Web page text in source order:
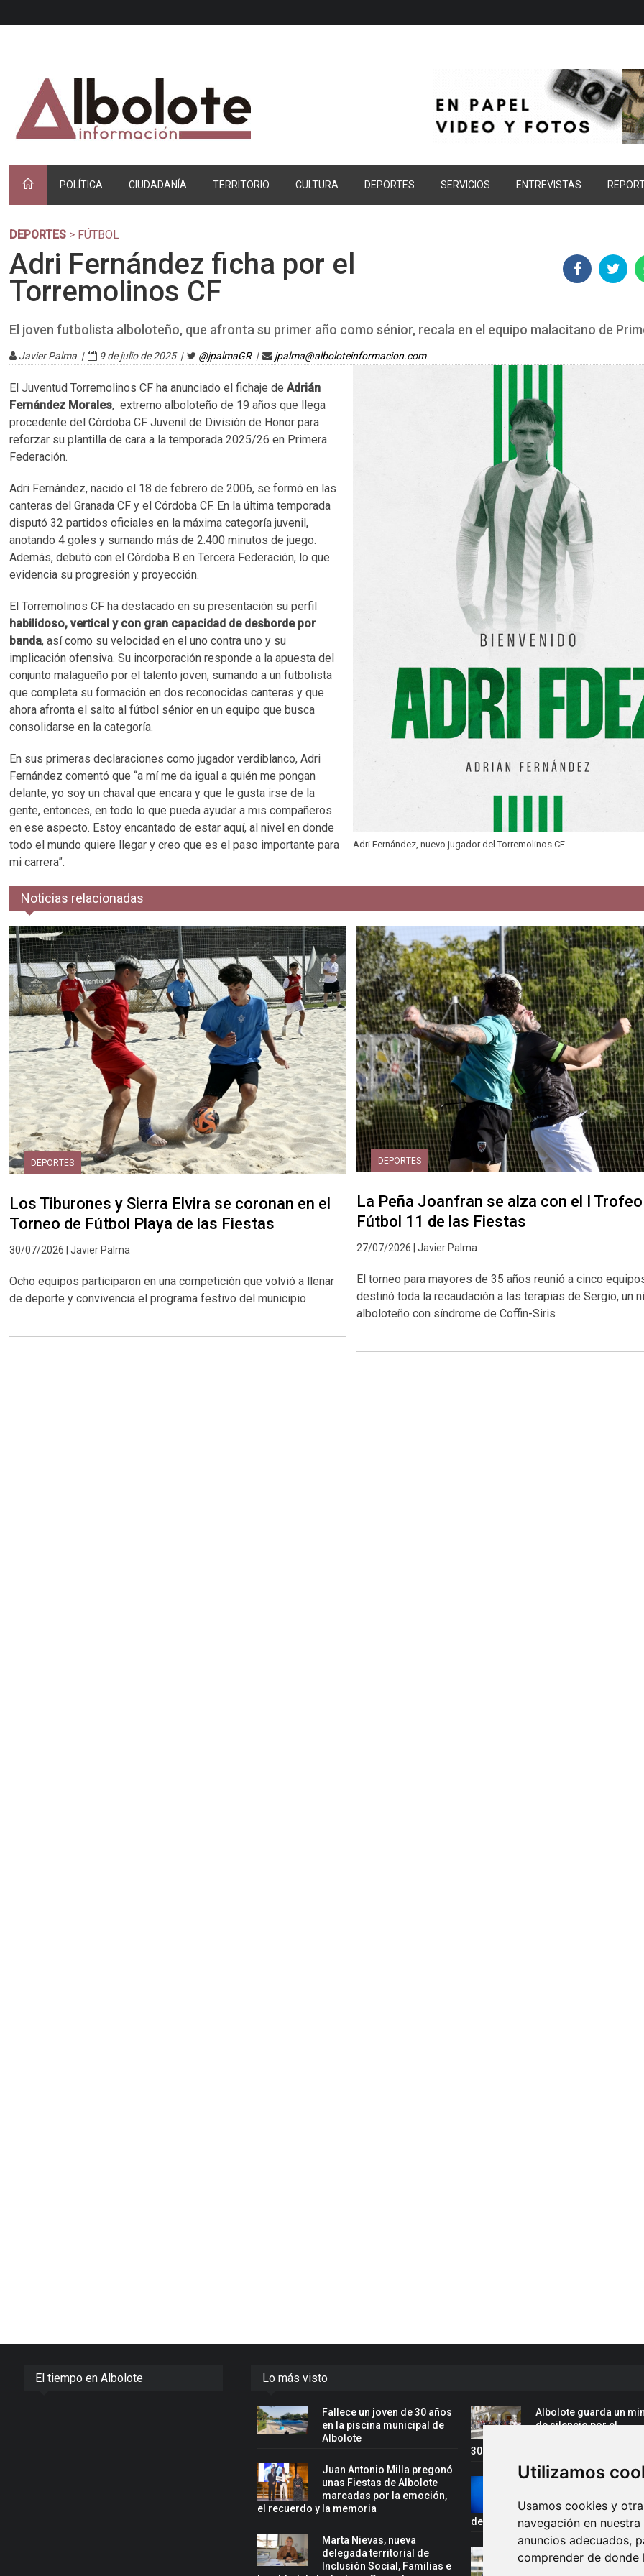
Utilizamos
Usamos cookies y
navegación en
anuncios adecuados,
comprender de donde
POLÍTICA CIUDADANÍA TERRITORIO CULTURA DEPORTES SERVICIOS ENTREVISTAS
DEPORTES > FÚTBOL
Adri Fernández ficha por el
Torremolinos CF
El joven futbolista alboloteño, que afronta su primer año como sénior, recala en el equipo malacitano de
Javier Palma | 9 de julio de 2025 | @jpalmaGR| jpalma@alboloteinformacion.com
Adri Fernández, nuevo jugador del Torremolinos CF
El Juventud Torremolinos CF ha anunciado el fichaje deAdrián
Fernández Morales, extremo alboloteño de 19 años que llega
procedente del Córdoba CF Juvenil de División de Honor para
reforzar su plantilla de cara a la temporada 2025/26 en Primera
Federación.
Adri Fernández, nacido el 18 de febrero de 2006, se formó en las
canteras del Granada CF y el Córdoba CF. En la última temporada
disputó 32 partidos oficiales en la máxima categoría juvenil,
anotando 4 goles y sumando más de 2.400 minutos de juego.
Además, debutó con el Córdoba B en Tercera Federación, lo que
evidencia su progresión y proyección.
El Torremolinos CF ha destacado en su presentación su perfil
habilidoso, vertical y con gran capacidad de desborde por
banda, así como su velocidad en el uno contra uno y su
implicación ofensiva. Su incorporación responde a la apuesta del
conjunto malagueño por el talento joven, sumando a un futbolista
que completa su formación en dos reconocidas canteras y que
ahora afronta el salto al fútbol sénior en un equipo que busca
consolidarse en la categoría.
En sus primeras declaraciones como jugador verdiblanco, Adri
Fernández comentó que “a mí me da igual a quién me pongan
delante, yo soy un chaval que encara y que le gusta irse de la
gente, entonces, en todo lo que pueda ayudar a mis compañeros
en ese aspecto. Estoy encantado de estar aquí, al nivel en donde
todo el mundo quiere llegar y creo que es el paso importante para
mi carrera”.
Noticias relacionadas
DEPORTES
Los Tiburones y Sierra Elvira se coronan en el
Torneo de Fútbol Playa de las Fiestas
30/07/2026 | Javier Palma
Ocho equipos participaron en una competición que volvió a llenar
de deporte y convivencia el programa festivo del municipio
DEPORTES
La Peña Joanfran se alza con el I
Fútbol 11 de las Fiestas
27/07/2026 | Javier Palma
El torneo para mayores de 35 años reunió a cinco
destinó toda la recaudación a las terapias de Sergio, un
alboloteño con síndrome de Coffin-Siris
El tiempo en Albolote Lo más visto
Fallece un joven de 30 años
en la piscina municipal de
Albolote
Juan Antonio Milla pregonó
unas Fiestas de Albolote
marcadas por la emoción,
el recuerdo y la memoria
Marta Nievas, nueva
delegada territorial de
Inclusión Social, Familias e
Albolote guarda un
de silencio por el
30 años en la piscina municipal
Rafael Cano,
el Campeonato del
de Gimnasia Acrobática
Juan Antonio Milla,
pregonero de las